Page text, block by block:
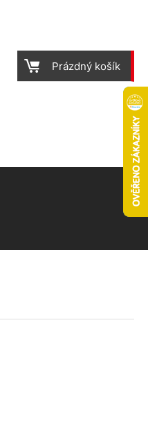
Prázdný košík